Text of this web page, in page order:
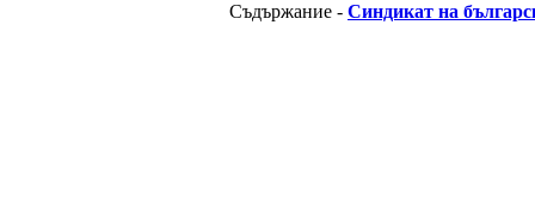
Съдържание - Синдикат на